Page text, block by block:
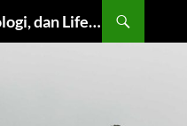
Media Inspirasi Bisnis, Teknologi, dan Lifestyle Modern